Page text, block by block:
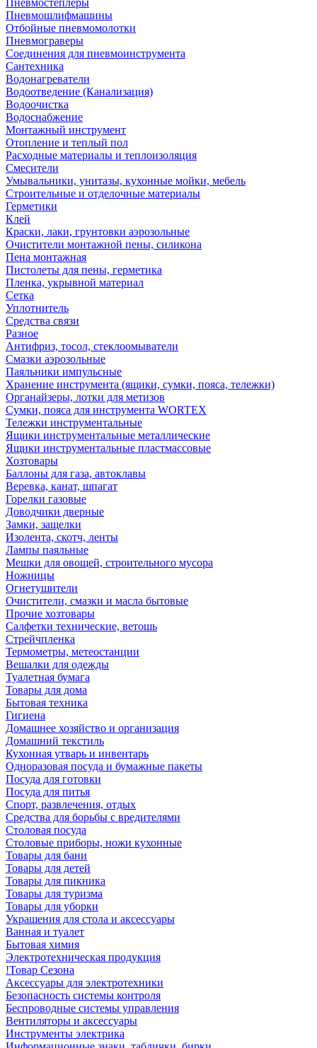
Пневмостеплеры
Пневмошлифмашины
Отбойные пневмомолотки
Пневмограверы
Соединения для пневмоинструмента
Сантехника
Водонагреватели
Водоотведение (Канализация)
Водоочистка
Водоснабжение
Монтажный инструмент
Отопление и теплый пол
Расходные материалы и теплоизоляция
Смесители
Умывальники, унитазы, кухонные мойки, мебель
Строительные и отделочные материалы
Герметики
Клей
Краски, лаки, грунтовки аэрозольные
Очистители монтажной пены, силикона
Пена монтажная
Пистолеты для пены, герметика
Пленка, укрывной материал
Сетка
Уплотнитель
Средства связи
Разное
Антифриз, тосол, стеклоомыватели
Смазки аэрозольные
Паяльники импульсные
Хранение инструмента (ящики, сумки, пояса, тележки)
Органайзеры, лотки для метизов
Сумки, пояса для инструмента WORTEX
Тележки инструментальные
Ящики инструментальные металлические
Ящики инструментальные пластмассовые
Хозтовары
Баллоны для газа, автоклавы
Веревка, канат, шпагат
Горелки газовые
Доводчики дверные
Замки, защелки
Изолента, скотч, ленты
Лампы паяльные
Мешки для овощей, строительного мусора
Ножницы
Огнетушители
Очистители, смазки и масла бытовые
Прочие хозтовары
Салфетки технические, ветошь
Стрейчпленка
Термометры, метеостанции
Вешалки для одежды
Туалетная бумага
Товары для дома
Бытовая техника
Гигиена
Домашнее хозяйство и организация
Домашний текстиль
Кухонная утварь и инвентарь
Одноразовая посуда и бумажные пакеты
Посуда для готовки
Посуда для питья
Спорт, развлечения, отдых
Средства для борьбы с вредителями
Столовая посуда
Столовые приборы, ножи кухонные
Товары для бани
Товары для детей
Товары для пикника
Товары для туризма
Товары для уборки
Украшения для стола и аксессуары
Ванная и туалет
Бытовая химия
Электротехническая продукция
!Товар Сезона
Аксессуары для электротехники
Безопасность системы контроля
Беспроводные системы управления
Вентиляторы и аксессуары
Инструменты электрика